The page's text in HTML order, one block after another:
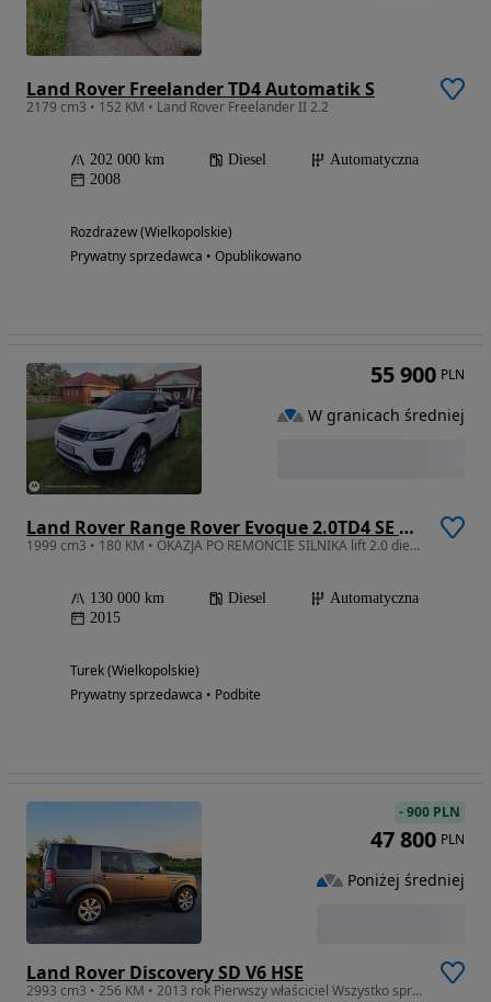
Land Rover Freelander TD4 Automatik S
2179 cm3 • 152 KM • Land Rover Freelander II 2.2
202 000 km Diesel
Automatyczna
2008
Rozdrażew (Wielkopolskie)
Prywatny sprzedawca • Opublikowano
Land Rover Range Rover Evoque 2.0TD4 SE Dynamic Special Edition
1999 cm3 • 180 KM • OKAZJA PO REMONCIE SILNIKA lift 2.0 diesel 180KM 4x4 automat
130 000 km Diesel
Automatyczna
2015
Turek (Wielkopolskie)
Prywatny sprzedawca • Podbite
55 900 PLN
W granicach średniej
Land Rover Discovery SD V6 HSE
2993 cm3 • 256 KM • 2013 rok Pierwszy właściciel Wszystko sprawne
-900 PLN
47 800 PLN
Poniżej średniej